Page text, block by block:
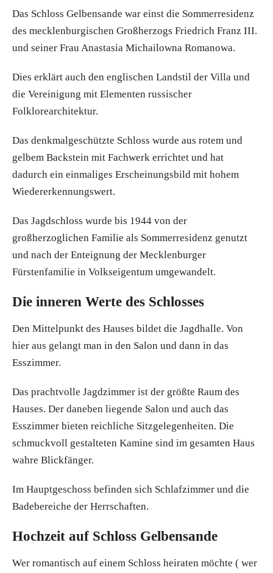
Das Schloss Gelbensande war einst die Sommerresidenz
des mecklenburgischen Großherzogs Friedrich Franz III.
und seiner Frau Anastasia Michailowna Romanowa.
Dies erklärt auch den englischen Landstil der Villa und
die Vereinigung mit Elementen russischer
Folklorearchitektur.
Das denkmalgeschützte Schloss wurde aus rotem und
gelbem Backstein mit Fachwerk errichtet und hat
dadurch ein einmaliges Erscheinungsbild mit hohem
Wiedererkennungswert.
Das Jagdschloss wurde bis 1944 von der
großherzoglichen Familie als Sommerresidenz genutzt
und nach der Enteignung der Mecklenburger
Fürstenfamilie in Volkseigentum umgewandelt.
Die inneren Werte des Schlosses
Den Mittelpunkt des Hauses bildet die Jagdhalle. Von
hier aus gelangt man in den Salon und dann in das
Esszimmer.
Das prachtvolle Jagdzimmer ist der größte Raum des
Hauses. Der daneben liegende Salon und auch das
Esszimmer bieten reichliche Sitzgelegenheiten. Die
schmuckvoll gestalteten Kamine sind im gesamten Haus
wahre Blickfänger.
Im Hauptgeschoss befinden sich Schlafzimmer und die
Badebereiche der Herrschaften.
Hochzeit auf Schloss Gelbensande
Wer romantisch auf einem Schloss heiraten möchte ( wer